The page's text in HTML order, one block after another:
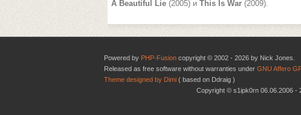
A Beautiful Lie (2005) и This Is War (2009).
Powered by PHP-Fusion copyright © 2002 - 2026 by Nick Jones.
Released as free software without warranties under GNU Affero
Theme designed by Dimi ( based on Ddraig )
Copyright © s1ipk0rn 06.06.2006 -